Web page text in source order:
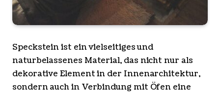
Speckstein ist ein vielseitiges und
naturbelassenes Material, das nicht nur als
dekorative Element in der Innenarchitektur,
sondern auch in Verbindung mit Öfen eine